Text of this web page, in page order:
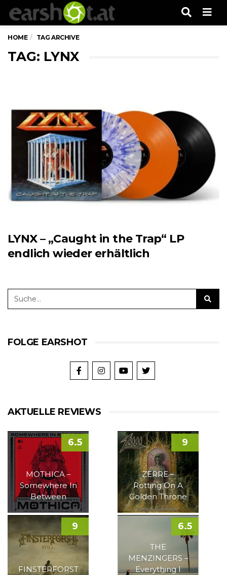
HOME TAG ARCHIVE
TAG: LYNX
LYNX – „Caught in the Trap“ LP
endlich wieder erhältlich
FOLGE EARSHOT
AKTUELLE REVIEWS
MOTHICA –
Somewhere In
Between
6.5
ZERRE –
Rotting On A
Golden Throne
9
FINSTERFORST
9
THE
MENZINGERS –
Everything I
6.5